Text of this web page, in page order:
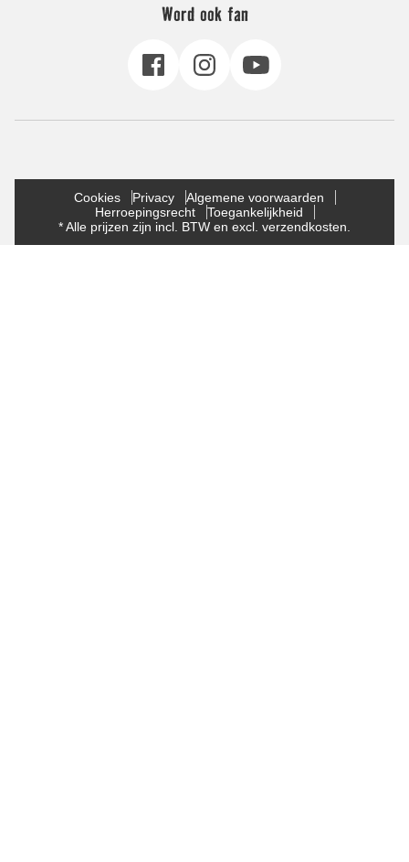
Word ook fan
Cookies Privacy
Algemene voorwaarden
Herroepingsrecht
Toegankelijkheid
* Alle prijzen zijn incl. BTW en excl. verzendkosten.